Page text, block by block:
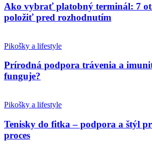
Ako vybrať platobný terminál: 7
položiť pred rozhodnutím
Pikošky a lifestyle
Prírodná podpora trávenia a
funguje?
Pikošky a lifestyle
Tenisky do fitka – podpora a štýl
proces